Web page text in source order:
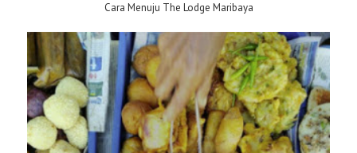
Cara Menuju The Lodge Maribaya